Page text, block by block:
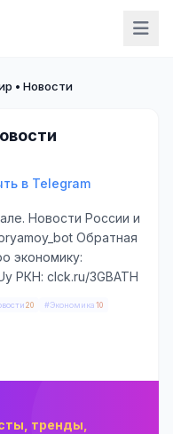
• Новости
в Telegram
Новости России и
Обратная
экономику:
РКН: clck.ru/3GBATH
20 #Экономика 10
тренды,